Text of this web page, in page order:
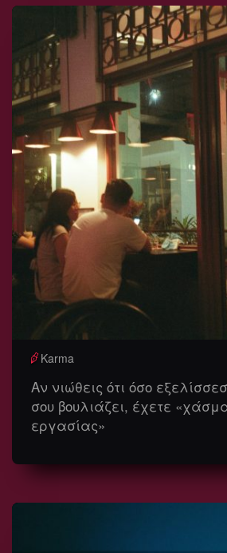
Karma
Αν νιώθεις ότι όσο
σου βουλιάζει, έχετε
εργασίας»